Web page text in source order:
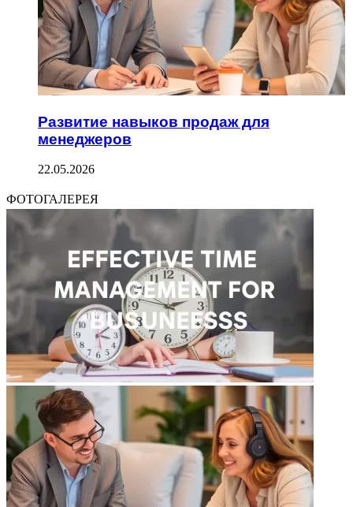
Развитие навыков продаж для
менеджеров
22.05.2026
ФОТОГАЛЕРЕЯ